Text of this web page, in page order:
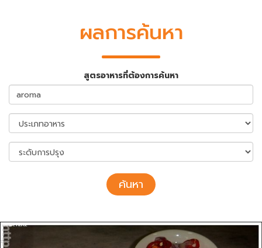
ผลการค้นหา
สูตรอาหารที่ต้องการค้นหา
ค้นหา